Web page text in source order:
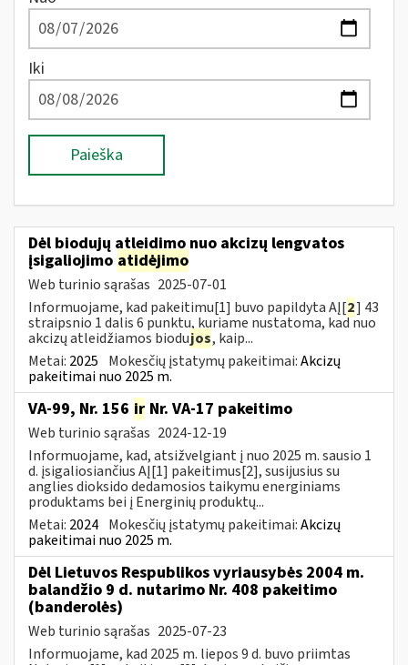
Iki
Paieška
Dėl biodujų atleidimo nuo akcizų lengvatos
įsigaliojimo atidėjimo
Web turinio sąrašas 2025-07-01
Informuojame, kad pakeitimu[1] buvo papildyta AĮ[2] 43
straipsnio 1 dalis 6 punktu, kuriame nustatoma, kad nuo
akcizų atleidžiamos biodujos, kaip...
Metai: 2025 Mokesčių įstatymų pakeitimai:Akcizų
pakeitimai nuo 2025 m.
VA-99, Nr. 156 ir Nr. VA-17 pakeitimo
Web turinio sąrašas 2024-12-19
Informuojame, kad, atsižvelgiant į nuo 2025 m. sausio 1
d. įsigaliosiančius AĮ[1] pakeitimus[2], susijusius su
anglies dioksido dedamosios taikymu energiniams
produktams bei į Energinių produktų...
Metai: 2024 Mokesčių įstatymų pakeitimai:Akcizų
pakeitimai nuo 2025 m.
Dėl Lietuvos Respublikos vyriausybės 2004 m.
balandžio 9 d. nutarimo Nr. 408 pakeitimo
(banderolės)
Web turinio sąrašas 2025-07-23
Informuojame, kad 2025 m. liepos 9 d. buvo priimtas